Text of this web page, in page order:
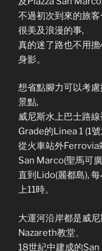
不過初次到來的旅
很美及浪漫的事,
真的迷了路也不用
身影。
想省點腳力可以考
景點,
威尼斯水上巴士路
Grade的Linea 1 (1
從火車站外Ferrovia
San Marco(聖馬可
直到Lido(麗都島),
上11時。
大運河沿岸都是威
Nazareth教堂、
18世紀中建成的